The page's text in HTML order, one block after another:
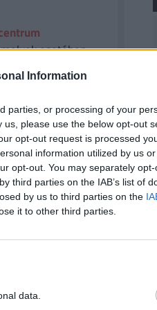
Information
parties, or processing of your
please use the below opt-out
opt-out request is processed
information utilized by us
opt-out. You may separately
third parties on the IAB’s list of
by us to third parties on the
it to other third parties.
data.
esetében
is
UniCredit Bank
között,
megkezdődhet. Az
Péter a múlt
többéves